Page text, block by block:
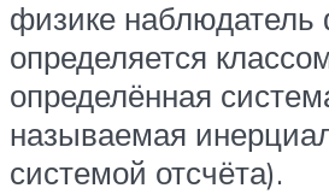
физике
определяется
определённая
называемая
системой отсчёта).